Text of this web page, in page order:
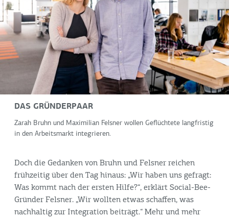
DAS GRÜNDERPAAR
Zarah Bruhn und Maximilian Felsner wollen Geflüchtete langfristig
in den Arbeitsmarkt integrieren.
Doch die Gedanken von Bruhn und Felsner reichen
frühzeitig über den Tag hinaus: „Wir haben uns gefragt:
Was kommt nach der ersten Hilfe?“, erklärt Social-Bee-
Gründer Felsner. „Wir wollten etwas schaffen, was
nachhaltig zur Integration beiträgt.“ Mehr und mehr